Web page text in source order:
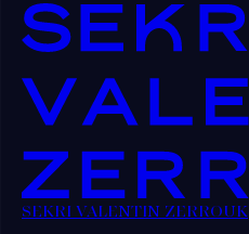
SEKRI VALENTIN ZERROUK